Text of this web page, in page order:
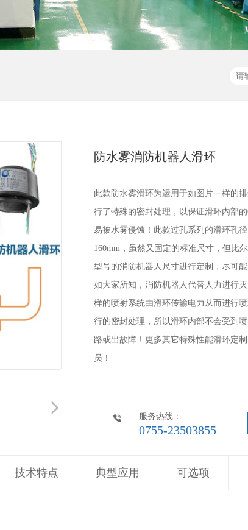
防水雾消防机器人滑环
此款防水雾滑环为运用于如图片一样的
行了特殊的密封处理，以保证滑环内部
易被水雾侵蚀！此款过孔系列的滑环孔
160mm，虽然又固定的标准尺寸，但比
型号的消防机器人尺寸进行定制，尽可
如大家所知，消防机器人代替人力进行
样的喷射系统由滑环传输电力从而进行
行的密封处理，所以滑环内部不会受到
路或出故障！更多其它特殊性能滑环定
员！
服务热线：
0755-23503855
技术特点 典型应用 可选项